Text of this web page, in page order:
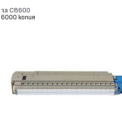
за C8600
6000 копия